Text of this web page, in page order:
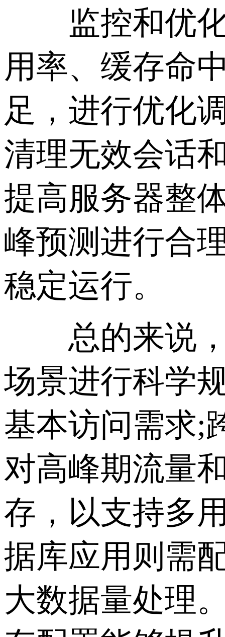
监控和优化
用率、缓存命
足，进行优化
清理无效会话
提高服务器整
峰预测进行合
稳定运行。
总的来说，
场景进行科学
基本访问需求;
对高峰期流量
存，以支持多
据库应用则需
大数据量处理